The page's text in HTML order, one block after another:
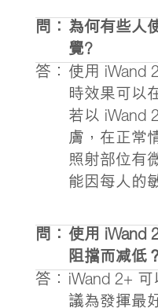
問： 為何有些人
覺?
答： 使用 iWand
時效果可以
若以 iWand
膚，在正常
照射部位有
能因每人的
問： 使用 iWand
阻擋而减低
答： iWand 2+
議為發揮最